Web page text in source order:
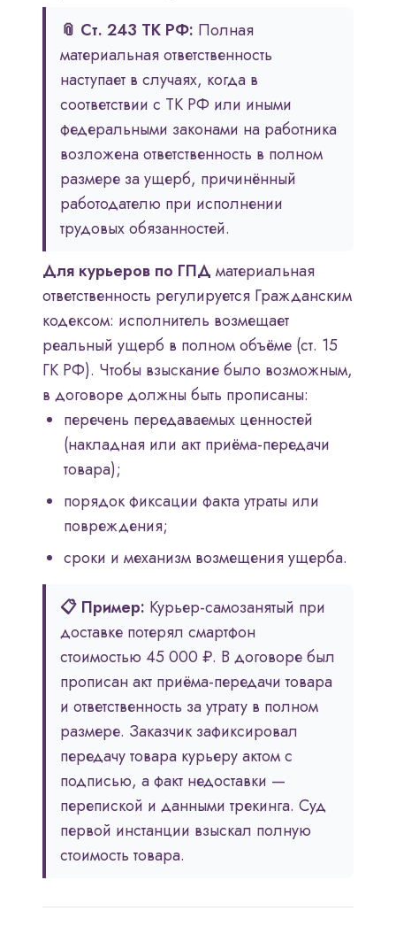
📎 Ст. 243 ТК РФ: Полная
материальная ответственность
наступает в случаях, когда в
соответствии с ТК РФ или иными
федеральными законами на работника
возложена ответственность в полном
размере за ущерб, причинённый
работодателю при исполнении
трудовых обязанностей.
Для курьеров по ГПД материальная
ответственность регулируется Гражданским
кодексом: исполнитель возмещает
реальный ущерб в полном объёме (ст. 15
ГК РФ). Чтобы взыскание было возможным,
в договоре должны быть прописаны:
перечень передаваемых ценностей
(накладная или акт приёма-передачи
товара);
порядок фиксации факта утраты или
повреждения;
сроки и механизм возмещения ущерба.
📋 Пример: Курьер-самозанятый при
доставке потерял смартфон
стоимостью 45 000 ₽. В договоре был
прописан акт приёма-передачи товара
и ответственность за утрату в полном
размере. Заказчик зафиксировал
передачу товара курьеру актом с
подписью, а факт недоставки —
перепиской и данными трекинга. Суд
первой инстанции взыскал полную
стоимость товара.